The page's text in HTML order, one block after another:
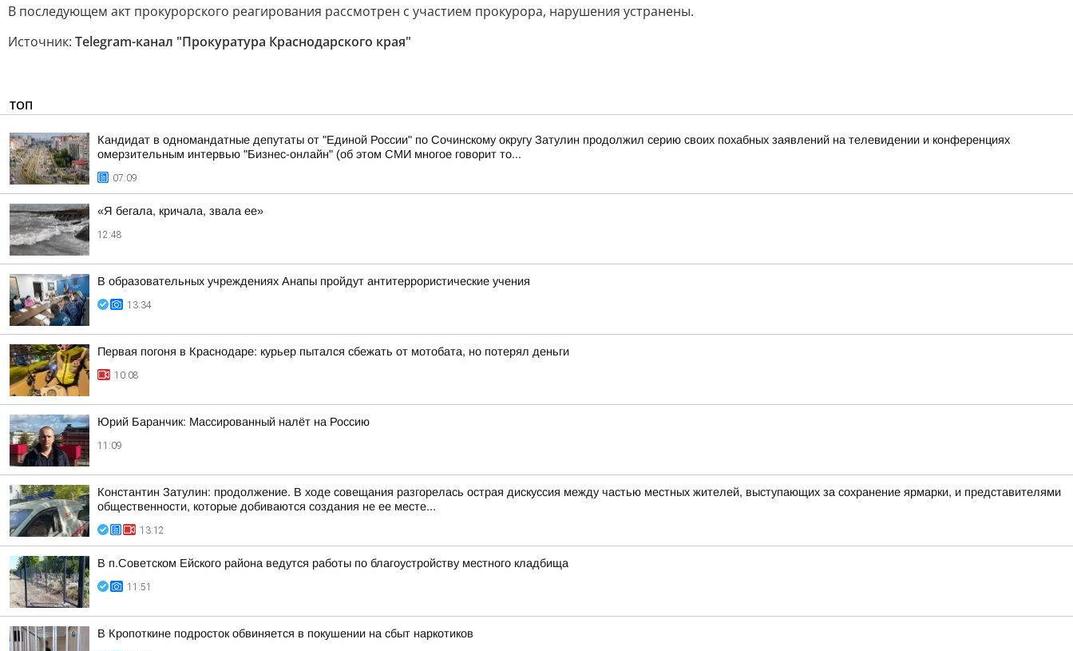
В последующем акт прокурорского реагирования рассмотрен с участием прокурора, нарушения устранены.
Источник: Telegram-канал "Прокуратура Краснодарского края"
ТОП
Кандидат в одномандатные депутаты от "Единой России" по Сочинскому округу Затулин продолжил серию своих похабных заявлений на телевидении и конференциях
омерзительным интервью "Бизнес-онлайн" (об этом СМИ многое говорит то...
07:09
«Я бегала, кричала, звала ее»
12:48
В образовательных учреждениях Анапы пройдут антитеррористические учения
13:34
Первая погоня в Краснодаре: курьер пытался сбежать от мотобата, но потерял деньги
10:08
Юрий Баранчик: Массированный налёт на Россию
11:09
Константин Затулин: продолжение. В ходе совещания разгорелась острая дискуссия между частью местных жителей, выступающих за сохранение ярмарки, и представителями
общественности, которые добиваются создания не ее месте...
13:12
В п.Советском Ейского района ведутся работы по благоустройству местного кладбища
11:51
В Кропоткине подросток обвиняется в покушении на сбыт наркотиков